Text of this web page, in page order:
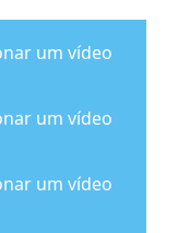
um vídeo
um vídeo
um vídeo